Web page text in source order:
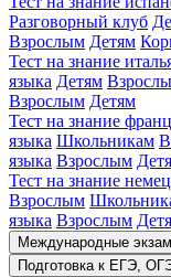
Разговорный клуб
Взрослым Детям
Тест на знание
языка Детям
Взрослым Детям
Тест на знание
языка Школьникам
языка Взрослым
Тест на знание
Взрослым
языка Взрослым
Международные
Подготовка к ЕГЭ,